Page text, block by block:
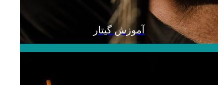
آموزش گیتار